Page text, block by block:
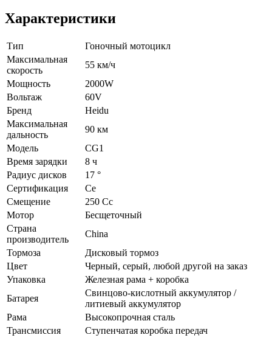
Характеристики
Тип
Гоночный мотоцикл
Максимальная
скорость
55 км/ч
Мощность
2000W
Вольтаж
60V
Бренд
Heidu
Максимальная
дальность
90 км
Модель
CG1
Время зарядки
8 ч
Радиус дисков
17 °
Сертификация
Ce
Смещение
250 Cc
Мотор
Бесщеточный
Страна
производитель
China
Тормоза
Дисковый тормоз
Цвет
Черный, серый, любой другой на заказ
Упаковка
Железная рама + коробка
Батарея
Свинцово-кислотный аккумулятор /
литиевый аккумулятор
Рама
Высокопрочная сталь
Трансмиссия
Ступенчатая коробка передач